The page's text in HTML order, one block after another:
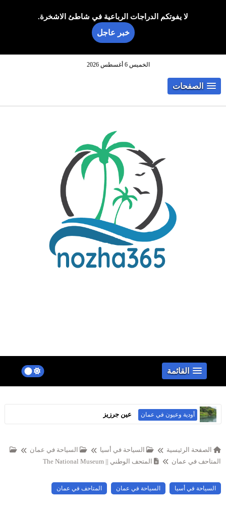
لا يفوتكم الدراجات الرباعية في شاطئ الاشخرة.
خبر عاجل
الخميس 6 أغسطس 2026
الصفحات
القائمة
الجبال في عمان سهل أتين
الصفحة الرئيسية السياحة في أسيا
السياحة في عمان
المتاحف في عمان
المتحف الوطني || The National Museum
السياحة في أسيا السياحة في عمان المتاحف في عمان